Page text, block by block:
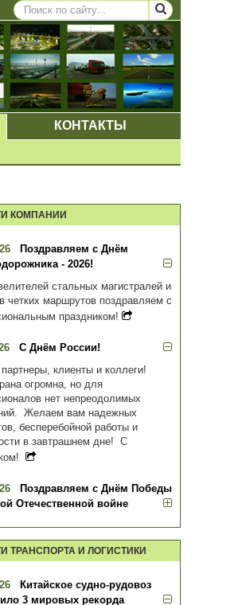
ВЫПАДАЮЩЕЕ МЕНЮ
КОНТАКТЫ
КОМПАНИИ
Поздравляем с Днём
- 2026!
стальных магистралей и
четких маршрутов поздравляем с
праздником!
С Днём России!
клиенты и коллеги!
огромна, но для
нет непреодолимых
Желаем вам надежных
бесперебойной работы и
в завтрашнем дне! С
Поздравляем с Днём Победы
Отечественной войне
ТРАНСПОРТА И ЛОГИСТИКИ
Китайское судно-рудовоз
3 мировых рекорда